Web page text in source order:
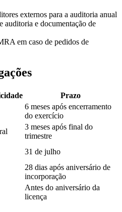
externos para a auditoria anual
auditoria e documentação de
em caso de pedidos de
Prazo
6 meses após encerramento
do exercício
3 meses após final do
trimestre
31 de julho
28 dias após aniversário de
incorporação
Antes do aniversário da
licença